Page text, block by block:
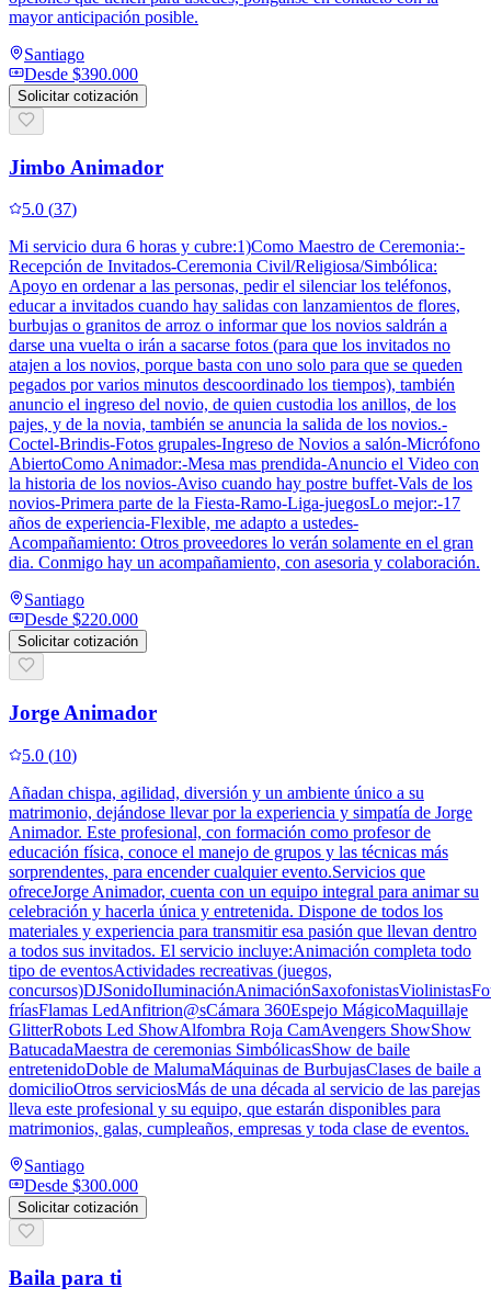
mayor anticipación posible.
Santiago
Desde $390.000
Solicitar cotización
Jimbo Animador
5.0 (37)
Mi servicio dura 6 horas y cubre:1)Como Maestro de Ceremonia:-
Recepción de Invitados-Ceremonia Civil/Religiosa/Simbólica:
Apoyo en ordenar a las personas, pedir el silenciar los teléfonos,
educar a invitados cuando hay salidas con lanzamientos de flores,
burbujas o granitos de arroz o informar que los novios saldrán a
darse una vuelta o irán a sacarse fotos (para que los invitados no
atajen a los novios, porque basta con uno solo para que se queden
pegados por varios minutos descoordinado los tiempos), también
anuncio el ingreso del novio, de quien custodia los anillos, de los
pajes, y de la novia, también se anuncia la salida de los novios.-
Coctel-Brindis-Fotos grupales-Ingreso de Novios a salón-Micrófono
AbiertoComo Animador:-Mesa mas prendida-Anuncio el Video con
la historia de los novios-Aviso cuando hay postre buffet-Vals de los
novios-Primera parte de la Fiesta-Ramo-Liga-juegosLo mejor:-17
años de experiencia-Flexible, me adapto a ustedes-
Acompañamiento: Otros proveedores lo verán solamente en el gran
dia. Conmigo hay un acompañamiento, con asesoria y colaboración.
Santiago
Desde $220.000
Solicitar cotización
Jorge Animador
5.0 (10)
Añadan chispa, agilidad, diversión y un ambiente único a su
matrimonio, dejándose llevar por la experiencia y simpatía de Jorge
Animador. Este profesional, con formación como profesor de
educación física, conoce el manejo de grupos y las técnicas más
sorprendentes, para encender cualquier evento.Servicios que
ofreceJorge Animador, cuenta con un equipo integral para animar su
celebración y hacerla única y entretenida. Dispone de todos los
materiales y experiencia para transmitir esa pasión que llevan dentro
a todos sus invitados. El servicio incluye:Animación completa todo
tipo de eventosActividades recreativas (juegos,
fríasFlamas LedAnfitrion@sCámara 360Espejo MágicoMaquillaje
GlitterRobots Led ShowAlfombra Roja CamAvengers ShowShow
BatucadaMaestra de ceremonias SimbólicasShow de baile
entretenidoDoble de MalumaMáquinas de BurbujasClases de baile a
domicilioOtros serviciosMás de una década al servicio de las parejas
lleva este profesional y su equipo, que estarán disponibles para
matrimonios, galas, cumpleaños, empresas y toda clase de eventos.
Santiago
Desde $300.000
Solicitar cotización
Baila para ti